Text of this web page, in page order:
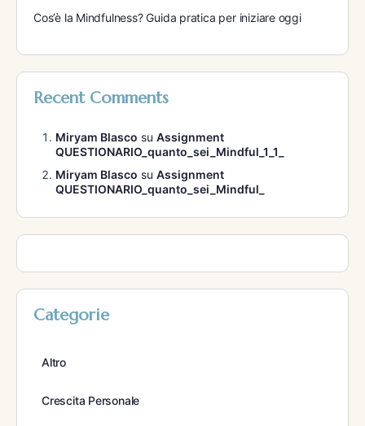
Cos’è la Mindfulness? Guida pratica per iniziare oggi
Recent Comments
Miryam Blasco su Assignment
QUESTIONARIO_quanto_sei_Mindful_1_1_
Miryam Blasco su Assignment
QUESTIONARIO_quanto_sei_Mindful_
Categorie
Altro
Crescita Personale